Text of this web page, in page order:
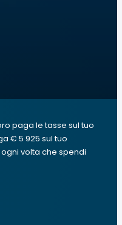
paga le tasse sul tuo
€ 5 925 sul tuo
volta che spendi